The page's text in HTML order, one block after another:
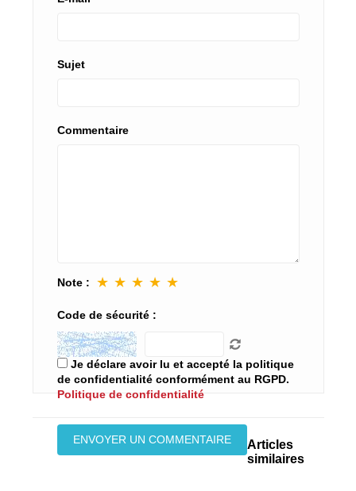
Sujet
Commentaire
Note : ★ ★ ★ ★ ★
Code de sécurité :
Je déclare avoir lu et accepté la politique
de confidentialité conformément au RGPD.
Politique de confidentialité
Articles
similaires